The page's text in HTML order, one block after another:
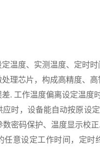
温度、实测温度、定时
理芯片，构成高精度、
. 工作温度偏离设定温度
时，设备能自动按原设
密码保护、温度显示校正.
意设定工作时间，定